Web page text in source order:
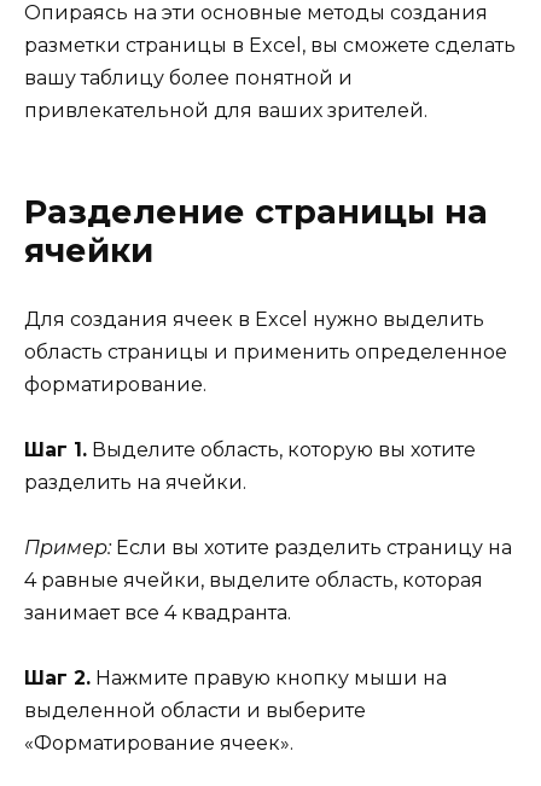
Опираясь на эти основные методы создания
разметки страницы в Excel, вы сможете сделать
вашу таблицу более понятной и
привлекательной для ваших зрителей.
Разделение страницы на
ячейки
Для создания ячеек в Excel нужно выделить
область страницы и применить определенное
форматирование.
Шаг 1. Выделите область, которую вы хотите
разделить на ячейки.
Пример:Если вы хотите разделить страницу на
4 равные ячейки, выделите область, которая
занимает все 4 квадранта.
Шаг 2. Нажмите правую кнопку мыши на
выделенной области и выберите
«Форматирование ячеек».